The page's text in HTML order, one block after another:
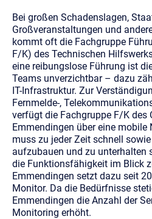
Bei großen Schadenslagen,
Großveranstaltungen und
kommt oft die Fachgruppe
F/K) des Technischen
eine reibungslose Führung ist
Teams unverzichtbar – dazu
IT-Infrastruktur. Zur
Fernmelde-,
verfügt die Fachgruppe F/K des
Emmendingen über eine
muss zu jeder Zeit schnell
aufzubauen und zu unterhalten
die Funktionsfähigkeit im Blick
Emmendingen setzt dazu seit
Monitor. Da die Bedürfnisse
Emmendingen die Anzahl der
Monitoring erhöht.